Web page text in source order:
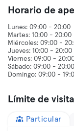
Horario de
Lunes: 09:00 - 20:00
Martes: 10:00 - 20:00
Miércoles: 09:00 -
Jueves: 10:00 - 20:00
Viernes: 09:00 -
Sábado: 09:00 - 20:00
Límite de
Particular